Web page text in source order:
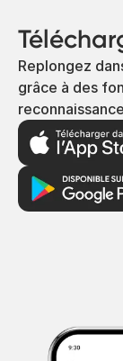
Replongez
grâce à des